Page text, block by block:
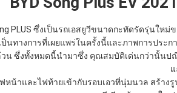
PLUS ซึ่งเป็นรถเอสยูวีขนาดกะทัดรัดรุ่นใหม่
ป็นทางการที่เผยแพร่ในครั้งนี้และภาพการประ
น ซึ่งทั้งหมดนี้นำมาซึ่ง คุณสมบัติเด่นกว่านั้นปณิ
ฟหน้าและไฟท้ายเข้ากับรอบเอวที่นุ่มนวล สร้า